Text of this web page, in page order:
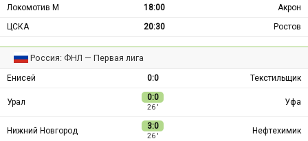
Локомотив М
18:00
Акрон
ЦСКА
20:30 Ростов
Россия: ФНЛ — Первая лига
Енисей 0:0 Текстильщик
Урал 0:0
26 ′
Уфа
Нижний Новгород 3:0
26 ′
Нефтехимик